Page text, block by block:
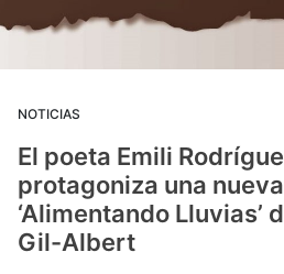
NOTICIAS
El poeta Emili
protagoniza una
‘Alimentando Lluvias’
Gil-Albert